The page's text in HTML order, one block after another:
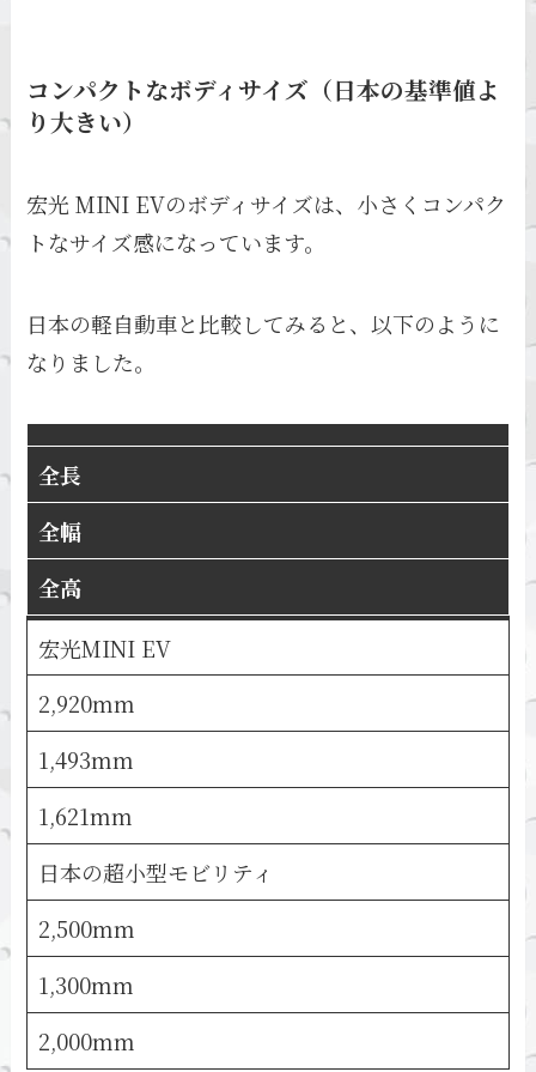
コンパクトなボディサイズ（日本の基準値よ
り大きい）
宏光 MINI EVのボディサイズは、小さくコンパク
トなサイズ感になっています。
日本の軽自動車と比較してみると、以下のように
なりました。
全長
全幅
全高
宏光MINI EV
2,920mm
1,493mm
1,621mm
日本の超小型モビリティ
2,500mm
1,300mm
2,000mm